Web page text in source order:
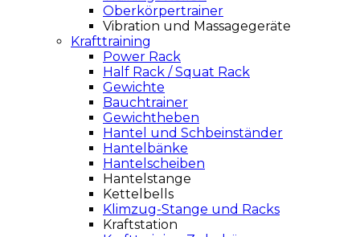
Oberkörpertrainer
Vibration und Massagegeräte
Krafttraining
Power Rack
Half Rack / Squat Rack
Gewichte
Bauchtrainer
Gewichtheben
Hantel und Schbeinständer
Hantelbänke
Hantelscheiben
Hantelstange
Kettelbells
Klimzug-Stange und Racks
Kraftstation